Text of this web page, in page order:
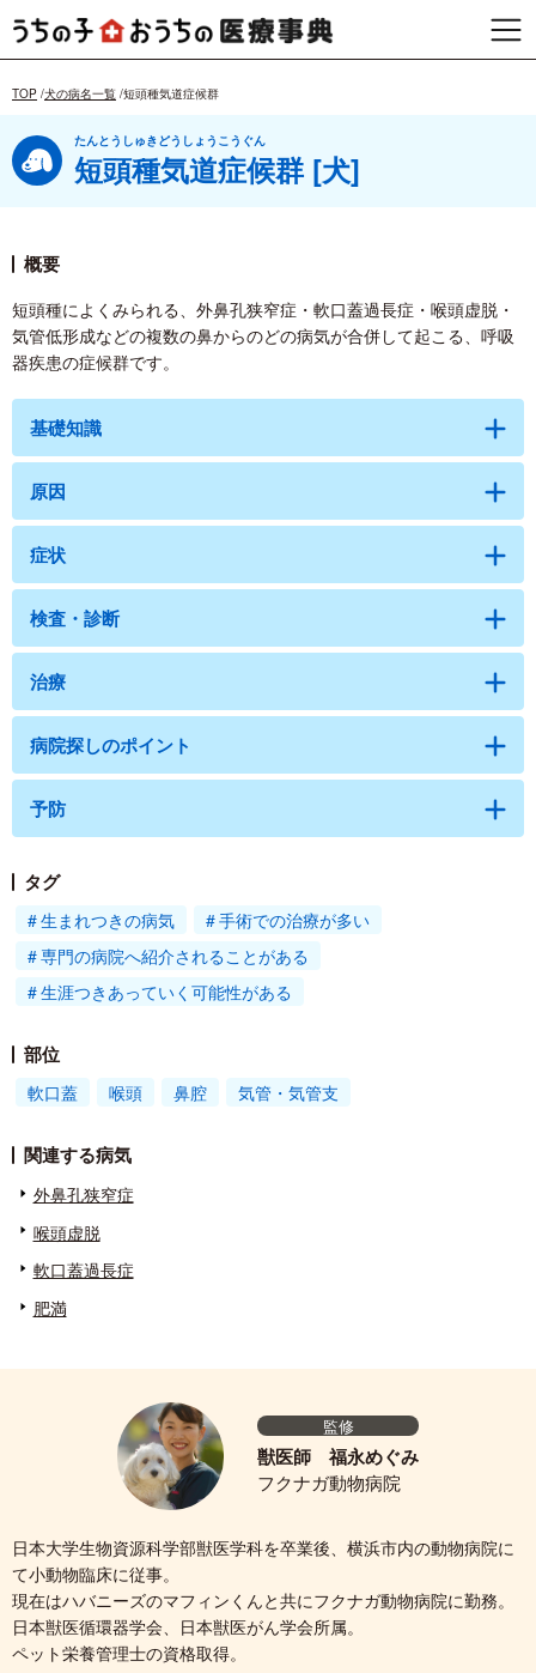
TOP 犬の病名一覧 短頭種気道症候群
たんとうしゅきどうしょうこうぐん
短頭種気道症候群 [犬]
概要
短頭種によくみられる、外鼻孔狭窄症・軟口蓋過長症・喉頭虚脱・
気管低形成などの複数の鼻からのどの病気が合併して起こる、呼吸
器疾患の症候群です。
基礎知識
原因
症状
検査・診断
治療
病院探しのポイント
予防
タグ
生まれつきの病気
手術での治療が多い
専門の病院へ紹介されることがある
生涯つきあっていく可能性がある
部位
軟口蓋 喉頭 鼻腔 気管・気管支
関連する病気
外鼻孔狭窄症
喉頭虚脱
軟口蓋過長症
肥満
監修
獣医師 福永めぐみ
フクナガ動物病院
日本大学生物資源科学部獣医学科を卒業後、横浜市内の動物病院に
て小動物臨床に従事。
現在はハバニーズのマフィンくんと共にフクナガ動物病院に勤務。
日本獣医循環器学会、日本獣医がん学会所属。
ペット栄養管理士の資格取得。